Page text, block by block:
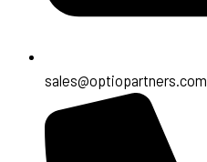
sales@optiopartners.com